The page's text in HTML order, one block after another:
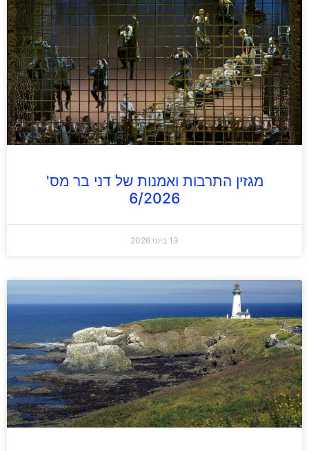
מגזין התרבות ואמנות של דני בר מס'
6/2026
13 ביוני 2026